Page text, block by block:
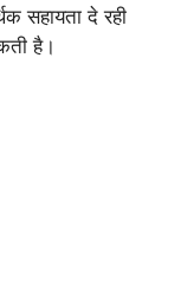
सहायता दे रही
है।